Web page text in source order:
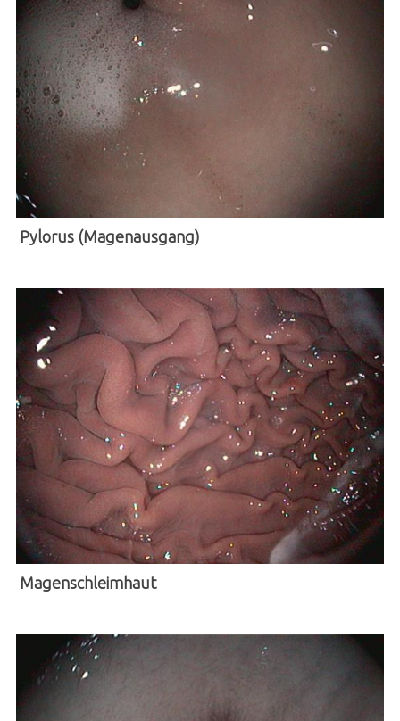
Orthopädie
Chirurgie
Diagnostik
Komplementärmedizin
Bildergalerie
Kleintier-Informationen
Fallbeispiele
Notfall
Über uns
Jubiläum
News
Kontakt
Anmeldung
Pylorus (Magenausgang)
Magenschleimhaut